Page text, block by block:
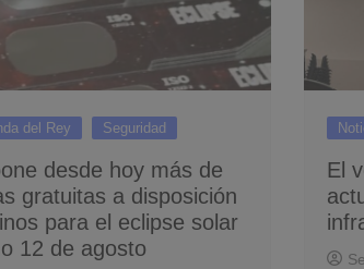
del Rey Seguridad
desde hoy más de
gratuitas a disposición
para el eclipse solar
12 de agosto
El